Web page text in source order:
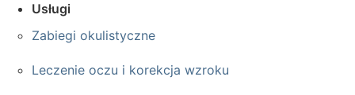
Usługi
Zabiegi okulistyczne
Leczenie oczu i korekcja wzroku